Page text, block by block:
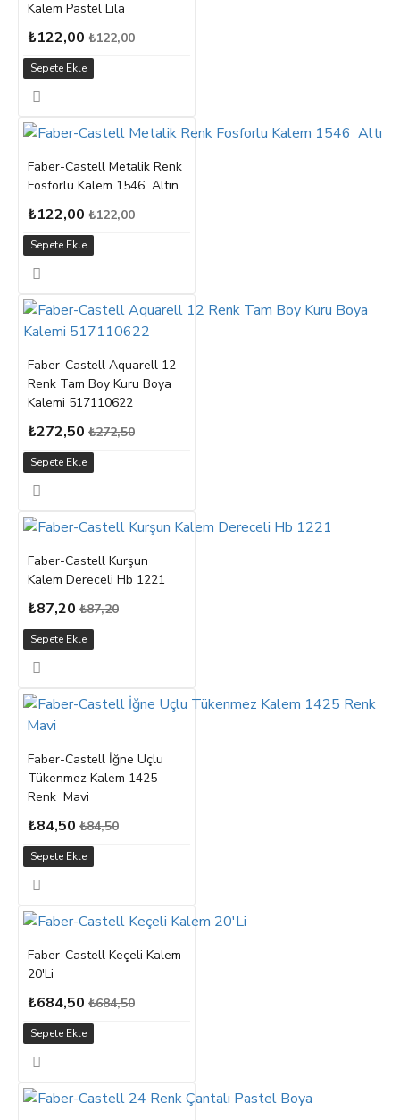
Kalem Pastel Lila
₺122,00 ₺122,00
Sepete Ekle
Faber-Castell Metalik Renk
Fosforlu Kalem 1546 Altın
₺122,00 ₺122,00
Sepete Ekle
Faber-Castell Aquarell 12
Renk Tam Boy Kuru Boya
Kalemi 517110622
₺272,50 ₺272,50
Sepete Ekle
Faber-Castell Kurşun
Kalem Dereceli Hb 1221
₺87,20 ₺87,20
Sepete Ekle
Faber-Castell İğne Uçlu
Tükenmez Kalem 1425
Renk Mavi
₺84,50 ₺84,50
Sepete Ekle
Faber-Castell Keçeli Kalem
20'Li
₺684,50 ₺684,50
Sepete Ekle